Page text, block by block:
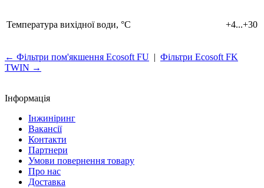
Температура вихідної води, °С +4...+30
← Фільтри пом'якшення Ecosoft FU | Фільтри Ecosoft FK
TWIN →
Інформація
Інжиніринг
Вакансії
Контакти
Партнери
Умови повернення товару
Про нас
Доставка